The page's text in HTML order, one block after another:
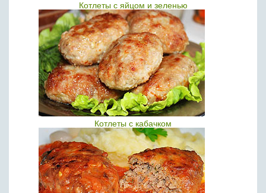
Котлеты с яйцом и зеленью
Котлеты с кабачком